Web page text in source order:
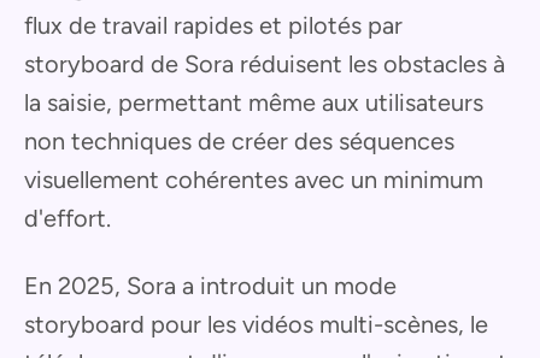
flux de travail rapides et pilotés par
storyboard de Sora réduisent les obstacles à
la saisie, permettant même aux utilisateurs
non techniques de créer des séquences
visuellement cohérentes avec un minimum
d'effort.
En 2025, Sora a introduit un mode
storyboard pour les vidéos multi-scènes, le